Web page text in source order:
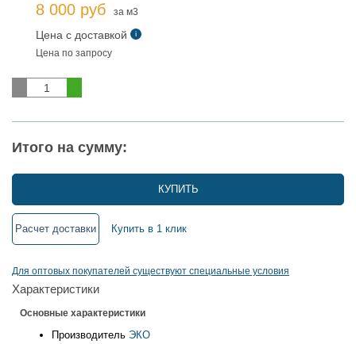
8 000 руб за м3
Цена с доставкой i
Цена по запросу
Итого на сумму:
КУПИТЬ
Расчет доставки Купить в 1 клик
Для оптовых покупателей существуют специальные условия
Характеристики
Основные характеристики
Производитель ЭКО